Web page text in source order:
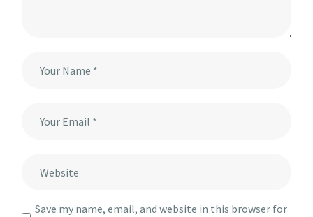
Save my name, email, and website in this browser for